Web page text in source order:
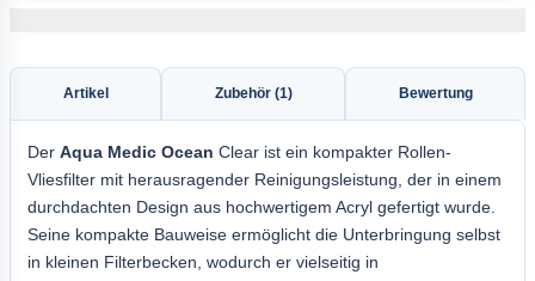
Artikel Zubehör (1) Bewertung
Der Aqua Medic Ocean Clear ist ein kompakter Rollen-
Vliesfilter mit herausragender Reinigungsleistung, der in einem
durchdachten Design aus hochwertigem Acryl gefertigt wurde.
Seine kompakte Bauweise ermöglicht die Unterbringung selbst
in kleinen Filterbecken, wodurch er vielseitig in